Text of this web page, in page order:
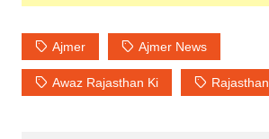
Ajmer Ajmer News
Awaz Rajasthan Ki Rajasthan